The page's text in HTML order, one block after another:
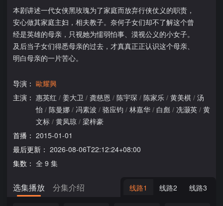
本剧讲述一代女侠黑玫瑰为了家庭而放弃行侠仗义的职责，
安心做其家庭主妇，相夫教子。奈何子女们却不了解这个曾
经是英雄的母亲，只视她为懦弱怕事、漠视公义的小女子。
及后当子女们得悉母亲的过去，才真真正正认识这个母亲、
明白母亲的一片苦心。
导演： 歐耀興
主演： 惠英红 / 姜大卫 / 龚慈恩 / 陈宇琛 / 陈家乐 / 黄美棋 / 汤
怡 / 陈曼娜 / 冯素波 / 骆应钧 / 林嘉华 / 白彪 / 冼灏英 / 黄
文标 / 黄凤琼 / 梁梓豪
首播： 2015-01-01
最后更新： 2026-08-06T22:12:24+08:00
集数： 全 9 集
选集播放 分集介绍 线路1 线路2 线路3